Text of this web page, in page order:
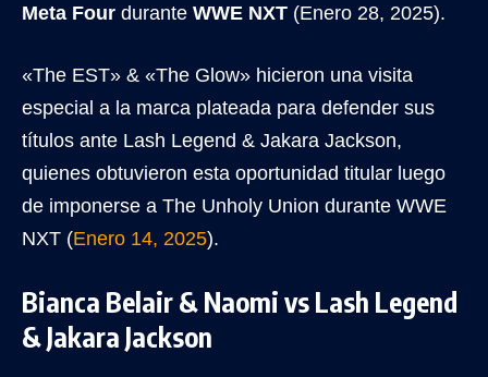
Meta Four durante WWE NXT (Enero 28, 2025).
«The EST» & «The Glow» hicieron una visita
especial a la marca plateada para defender sus
títulos ante Lash Legend & Jakara Jackson,
quienes obtuvieron esta oportunidad titular luego
de imponerse a The Unholy Union durante WWE
NXT (Enero 14, 2025).
Bianca Belair & Naomi vs Lash Legend
& Jakara Jackson